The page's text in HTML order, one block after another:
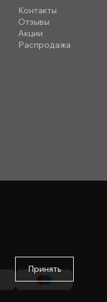
Контакты
Отзывы
Акции
Распродажа
Принять